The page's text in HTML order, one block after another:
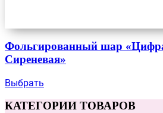
Фольгированный шар
Сиреневая»
Выбрать
КАТЕГОРИИ ТОВАРОВ